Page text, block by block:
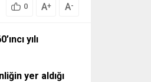
0 A+ A-
yılı
yer aldığı